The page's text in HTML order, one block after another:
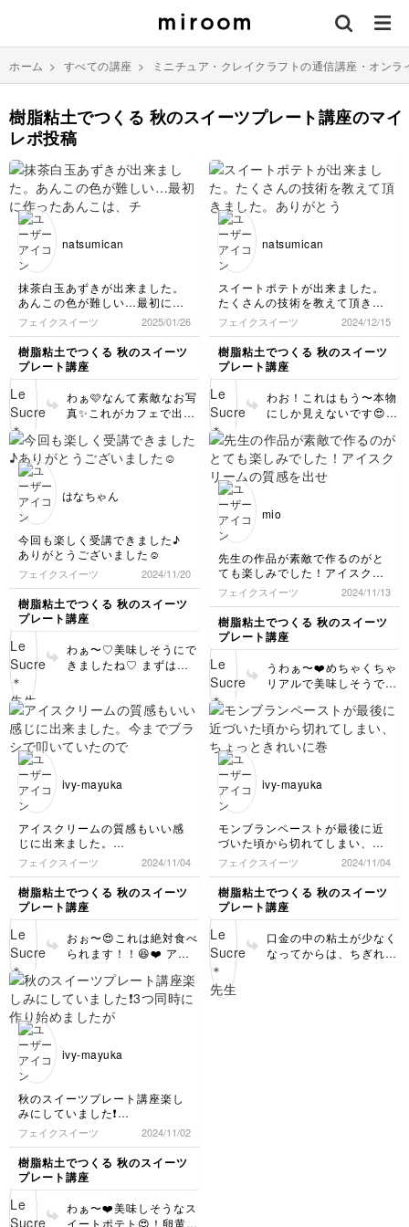
ホーム > すべての講座 > ミニチュア・クレイクラフトの通信講座・オンラ
樹脂粘土でつくる 秋のスイーツプレート講座のマイ
レポ投稿
natsumican
抹茶白玉あずきが出来ました。
あんこの色が難しい…最初に作
ったあんこは、チョコフレーク
みたいでした💦また作ってみま
す。
動画レッスン、ありがとうござ
いました。
フェイクスイーツ 2025/01/26
樹脂粘土でつくる 秋のスイーツ
プレート講座
わぁ🩷なんて素敵なお写
真✨これがカフェで出て
しまいそうです😋 あん
こ、お写真で見る感じで
よ✨ もしチョコフレーク
感が出てしまったとした
上げの段階でお水が足り
なかったのかもしれませ
ん。 でもお写真一番手
前のあんこは、本物にし
か見えませんよ！🩷 抹
茶アイスの色合いも私好
みです😍 美味しそ
う〜！ 見ているだけで
笑顔になる作品をありが
とうございました！
natsumican
スイートポテトが出来ました。
たくさんの技術を教えて頂きま
した。ありがとうございます。
焼き色、もっと練習します。
フェイクスイーツ 2024/12/15
樹脂粘土でつくる 秋のスイーツ
プレート講座
わお！これはもう〜本物
にしか見えないです😍焼
うです😆 焼き色、とっ
ても綺麗に見えますよ✨
ぷっくり感も出ています
れからも楽しみにしてい
を見せて頂きありがとう
ございました🩷
はなちゃん
今回も楽しく受講できました♪
ありがとうございました☺️
フェイクスイーツ 2024/11/20
樹脂粘土でつくる 秋のスイーツ
プレート講座
わぁ〜♡美味しそうにで
きましたね♡ まずはコ
に作られていて、とても
クオリティーが高いです
❤️ 色合いがとっても優
しい雰囲気で、見ていて
楽しかったと言って頂け
た❤️ また冬のプレート
もお楽しみに🎵
mio
先生の作品が素敵で作るのがと
ても楽しみでした！アイスクリ
ームの質感を出せた時は感動＾
＾初心者ながらおいしそうに作
れてうれしいです。ありがとう
ございました！
フェイクスイーツ 2024/11/13
樹脂粘土でつくる 秋のスイーツ
プレート講座
うわぁ〜❤️めちゃくちゃ
リアルで美味しそうです
感も素晴らしいです👍そ
してあんこ！！これはも
う本物ですね！😋 初心
で嬉しくなりました♡
りがとうございました😊
✨
ivy-mayuka
アイスクリームの質感もいい感
じに出来ました。
今までブラシで叩いていたので
とても参考になりました。
下の見えないアイスクリームは
次からこの技法を参考にさせて
頂きたいです。
とても楽しく出来ました。
また新しい講座できた時にはま
たいち早く受講したいと思いま
す。
ありがとうございました❤
フェイクスイーツ 2024/11/04
樹脂粘土でつくる 秋のスイーツ
プレート講座
おぉ〜😍これは絶対食べ
られます！！😆❤️ アイ
感もお手本レベルです！
👏素晴らしいです！！
これで今回の講座はコン
冬のスイーツを予定して
ivy-mayuka
モンブランペーストが最後に近
づいた頃から切れてしまい、ち
ょっときれいに巻けなかったの
が残念です。
違うバージョンでも作ってみた
いのでリベンジしようと思いま
す。
フェイクスイーツ 2024/11/04
樹脂粘土でつくる 秋のスイーツ
プレート講座
口金の中の粘土が少なく
なってからは、ちぎれや
ivy-mayuka
秋のスイーツプレート講座楽し
みにしていました❗
3つ同時に作り始めましたがス
イートポテトが先に出来まし
た。卵黄の表現がボンドだとは
思いませんでした。
プチケーキ編の2液性ボンドで
作るソースなどもとても参考に
なりました。とても楽しく出来
フェイクスイーツ 2024/11/02
樹脂粘土でつくる 秋のスイーツ
プレート講座
わぁ〜❤️美味しそうなス
イートポテト😍！卵黄の